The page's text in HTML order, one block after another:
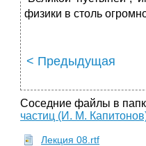
физики в столь
< Предыдущая
Соседние файлы в
частиц (И. М.
Лекция 08.rtf